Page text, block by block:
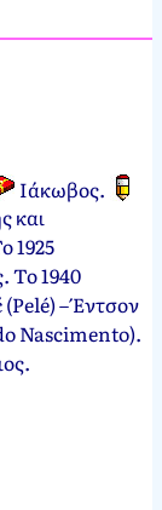
Ιάκωβος.
και
1925
Το 1940
– Έντσον
Nascimento).